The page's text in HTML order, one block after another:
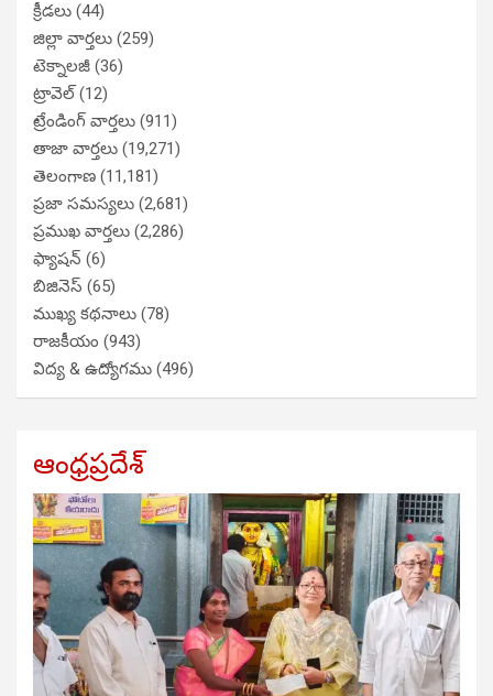
క్రీడలు (44)
జిల్లా వార్తలు (259)
టెక్నాలజీ (36)
ట్రావెల్(12)
ట్రేండింగ్ వార్తలు (911)
తాజా వార్తలు (19,271)
తెలంగాణ (11,181)
ప్రజా సమస్యలు (2,681)
ప్రముఖ వార్తలు (2,286)
ఫ్యాషన్ (6)
బిజినెస్ (65)
ముఖ్య కథనాలు (78)
రాజకీయం (943)
విద్య & ఉద్యోగము (496)
ఆంధ్రప్రదేశ్